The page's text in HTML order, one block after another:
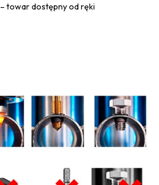
– towar dostępny od ręki